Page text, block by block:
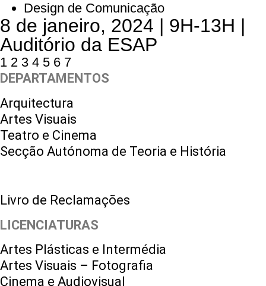
Design de Comunicação
8 de janeiro, 2024 | 9H-13H |
Auditório da ESAP
1 2 3 4 5 6 7
DEPARTAMENTOS
Arquitectura
Artes Visuais
Teatro e Cinema
Secção Autónoma de Teoria e História
Livro de Reclamações
LICENCIATURAS
Artes Plásticas e Intermédia
Artes Visuais – Fotografia
Cinema e Audiovisual